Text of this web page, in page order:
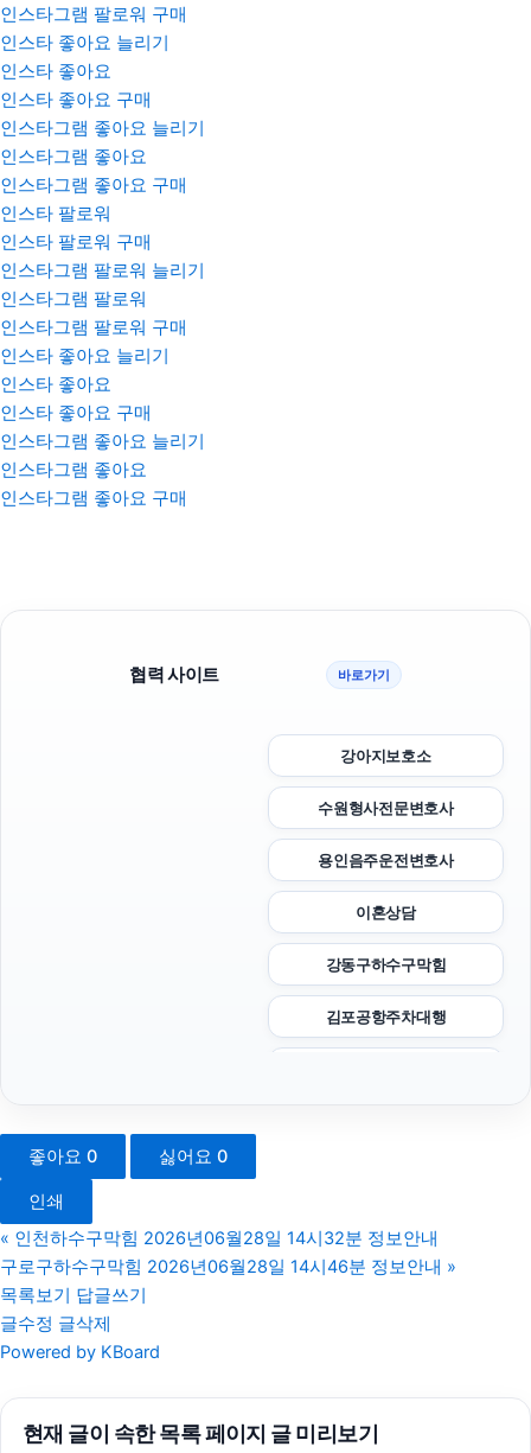
인스타그램 팔로워 구매
인스타 좋아요 늘리기
인스타 좋아요
인스타 좋아요 구매
인스타그램 좋아요 늘리기
인스타그램 좋아요
인스타그램 좋아요 구매
인스타 팔로워
인스타 팔로워 구매
인스타그램 팔로워 늘리기
인스타그램 팔로워
인스타그램 팔로워 구매
인스타 좋아요 늘리기
인스타 좋아요
인스타 좋아요 구매
인스타그램 좋아요 늘리기
인스타그램 좋아요
인스타그램 좋아요 구매
협력 사이트 바로가기
강아지보호소
수원형사전문변호사
용인음주운전변호사
이혼상담
강동구하수구막힘
김포공항주차대행
애견파양
휴대폰성지
좋아요 0 싫어요 0
인쇄
« 인천하수구막힘 2026년06월28일 14시32분 정보안내
구로구하수구막힘 2026년06월28일 14시46분 정보안내 »
목록보기 답글쓰기
글수정 글삭제
Powered by KBoard
현재 글이 속한 목록 페이지 글 미리보기